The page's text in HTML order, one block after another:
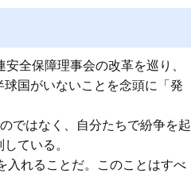
全保障理事会の改革を巡り、
国がいないことを念頭に「発
ではなく、自分たちで紛争を起
ている。
入れることだ。このことはすべ